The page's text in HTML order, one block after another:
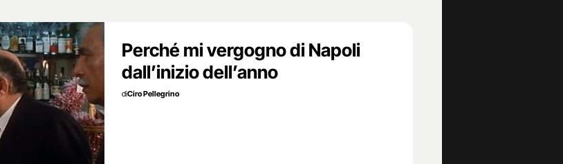
Perché mi vergogno di Napoli
dall’inizio dell’anno
diCiro Pellegrino